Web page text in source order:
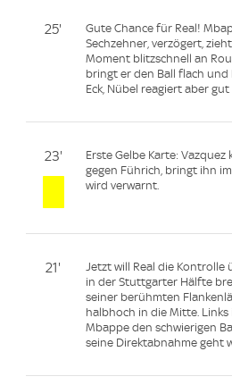
25'
Gute Chance für Real!
Sechzehner, verzögert,
Moment blitzschnell an
bringt er den Ball flach
Eck, Nübel reagiert aber
23'
Erste Gelbe Karte:
gegen Führich, bringt ihn
wird verwarnt.
21'
Jetzt will Real die Kontrolle
in der Stuttgarter Hälfte
seiner berühmten
halbhoch in die Mitte. Links
Mbappe den schwierigen
seine Direktabnahme geht